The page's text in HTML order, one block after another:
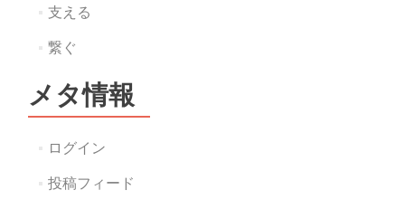
支える
繋ぐ
メタ情報
ログイン
投稿フィード